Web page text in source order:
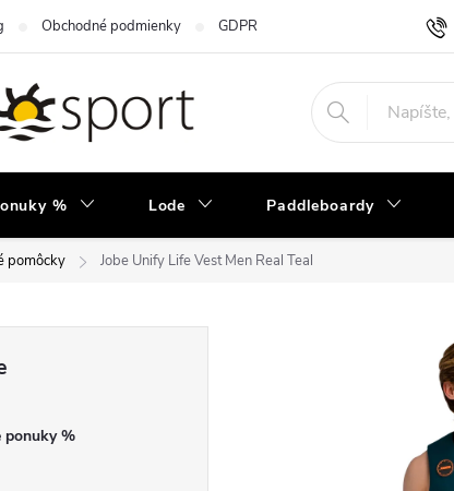
Obchodné podmienky GDPR
% Lode Paddleboardy
pomôcky Jobe Unify Life Vest Men Real Teal
ponuky %